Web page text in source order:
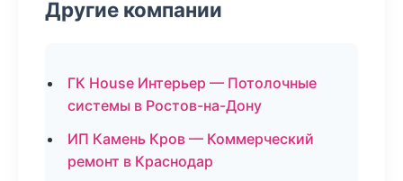
Другие компании
ГК House Интерьер — Потолочные
системы в Ростов-на-Дону
ИП Камень Кров — Коммерческий
ремонт в Краснодар